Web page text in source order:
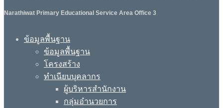
Narathiwat Primary Educational Service Area Office 3
ข้อมูลพื้นฐาน
ข้อมูลพื้นฐาน
โครงสร้าง
ทำเนียบบุคลากร
ผู้บริหารสำนักงาน
กลุ่มอำนวยการ